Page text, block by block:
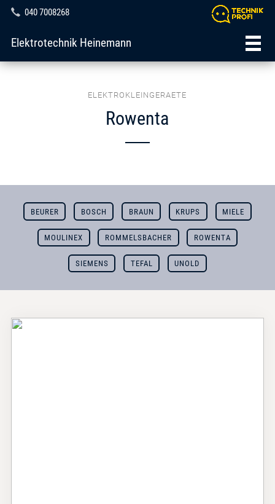
040 7008268
Elektrotechnik Heinemann
ELEKTROKLEINGERAETE
Rowenta
BEURER BOSCH BRAUN KRUPS MIELE
MOULINEX ROMMELSBACHER ROWENTA
SIEMENS TEFAL UNOLD